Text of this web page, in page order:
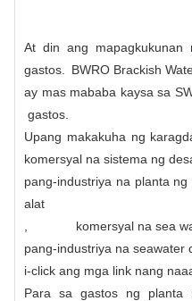
At din ang
gastos. BWRO Brackish
ay mas mababa kaysa sa
gastos.
Upang makakuha ng
komersyal na sistema ng
pang-industriya na planta
alat
komersyal na sea
pang-industriya na seawater
i-click ang mga link nang
Para sa gastos ng planta